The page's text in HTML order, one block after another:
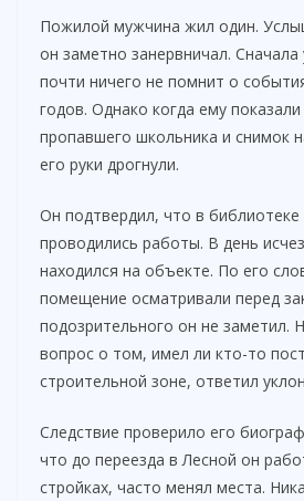
Пожилой мужчина жил один.
он заметно занервничал.
почти ничего не помнит о
годов. Однако когда ему
пропавшего школьника и снимок
его руки дрогнули.
Он подтвердил, что в библиотеке
проводились работы. В день
находился на объекте. По его
помещение осматривали перед
подозрительного он не заметил.
вопрос о том, имел ли кто-то
строительной зоне, ответил
Следствие проверило его
что до переезда в Лесной он
стройках, часто менял места.